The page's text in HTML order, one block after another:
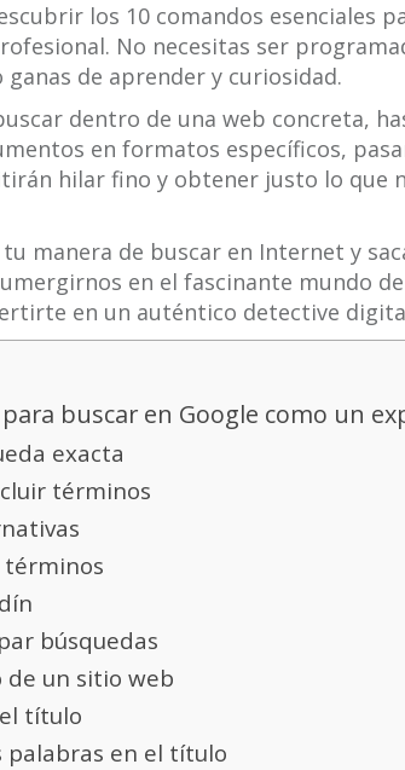
los 10 comandos esenciales
No necesitas ser
de aprender y curiosidad.
dentro de una web concreta,
en formatos específicos,
hilar fino y obtener justo lo que
manera de buscar en Internet y
en el fascinante mundo
en un auténtico detective
buscar en Google como un
exacta
términos
términos
búsquedas
de un sitio web
título
palabras en el título